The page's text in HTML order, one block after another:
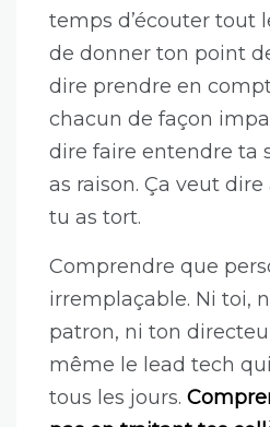
L’ego est
Maintenant, attention,
mon sens important.
confiance en soi et
Aborder ce métier
et dire merci. Ça veut
temps d’écouter tout
de donner ton point
dire prendre en
chacun de façon